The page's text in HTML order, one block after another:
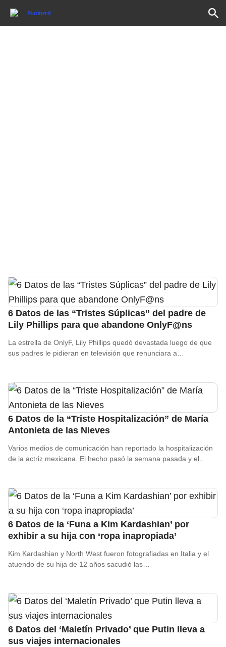
6 Datos de las “Tristes Súplicas” del padre de
Lily Phillips para que abandone OnlyF@ns
La estrella de OnlyF, Lily Phillips quedó devastada luego de que
sus padres le pidieran en televisión que renunciara a…
6 Datos de la “Triste Hospitalización” de María
Antonieta de las Nieves
Varios medios de comunicación han reportado la hospitalización
de la actriz mexicana. El hecho pasó la semana pasada y el…
6 Datos de la ‘Funa a Kim Kardashian’ por
exhibir a su hija con ‘ropa inapropiada’
Kim Kardashian y North West fueron fotografiadas en Italia y el
atuendo de su hija de 12 años sacudió las…
6 Datos del ‘Maletín Privado’ que Putin lleva a
sus viajes internacionales